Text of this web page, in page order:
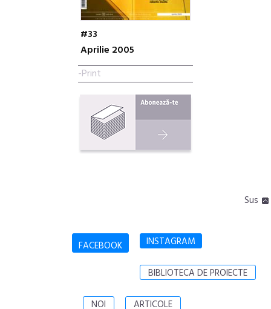
#33
Aprilie 2005
-Print
Sus
FACEBOOK INSTAGRAM
BIBLIOTECA DE PROIECTE
NOI ARTICOLE